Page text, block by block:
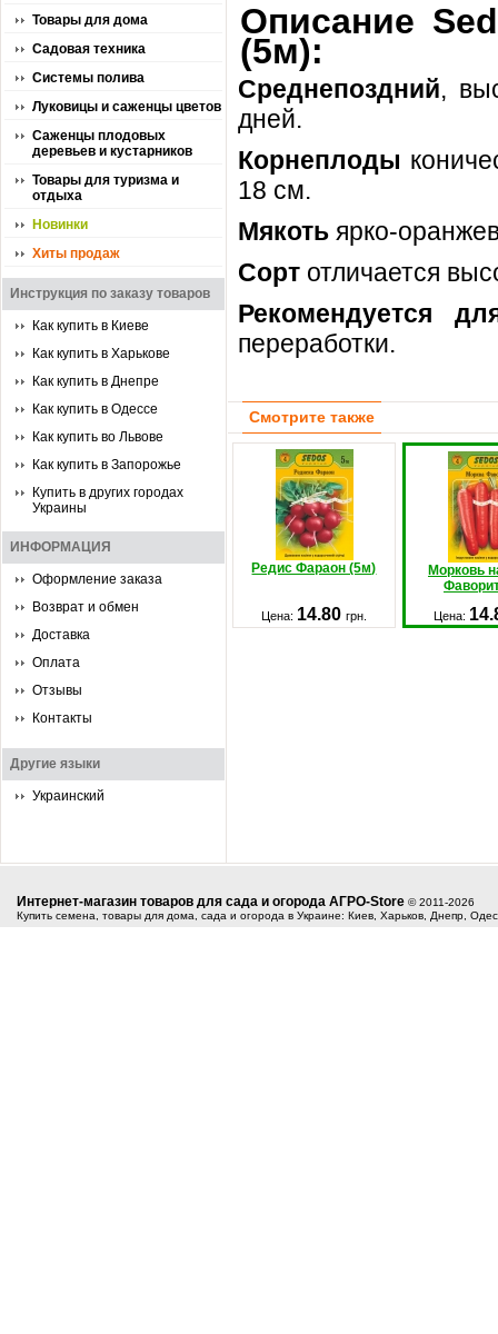
Товары для дома
Садовая техника
Системы полива
Луковицы и саженцы цветов
Саженцы плодовых
деревьев и кустарников
Товары для туризма и
отдыха
Новинки
Хиты продаж
Инструкция по заказу товаров
Как купить в Киеве
Как купить в Харькове
Как купить в Днепре
Как купить в Одессе
Как купить во Львове
Как купить в Запорожье
Купить в других городах
Украины
ИНФОРМАЦИЯ
Оформление заказа
Возврат и обмен
Доставка
Оплата
Отзывы
Контакты
Другие языки
Украинский
Описание
(5м):
Среднепоздний,
дней.
Корнеплоды
18 см.
Мякоть ярко-
Сорт отличается
Рекомендуется
переработки.
Смотрите также
Редис Фараон (5м)
Морковь
Цена: 14.80 грн. Цена:
Интернет-магазин товаров для сада и огорода АГРО-Store © 2011-2026
Купить семена, товары для дома, сада и огорода в Украине: Киев, Харьков, Днепр,